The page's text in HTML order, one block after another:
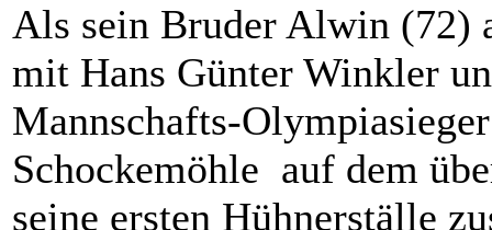
Als sein Bruder Alwin (72)
mit Hans Günter Winkler
Mannschafts-
Schockemöhle auf dem
seine ersten Hühnerställe